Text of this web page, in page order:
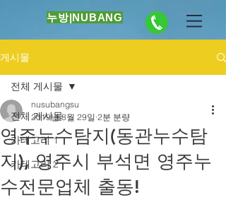
누방|NUBANG
게시물
전체 게시물
카테고리 1
카테고리 2
전체 게시물
영주누수탐지(동관누수탐
지), 영주시 부석면 영주누
수전문업체 출동!
nusubangsu
2019년 8월 29일 2분 분량